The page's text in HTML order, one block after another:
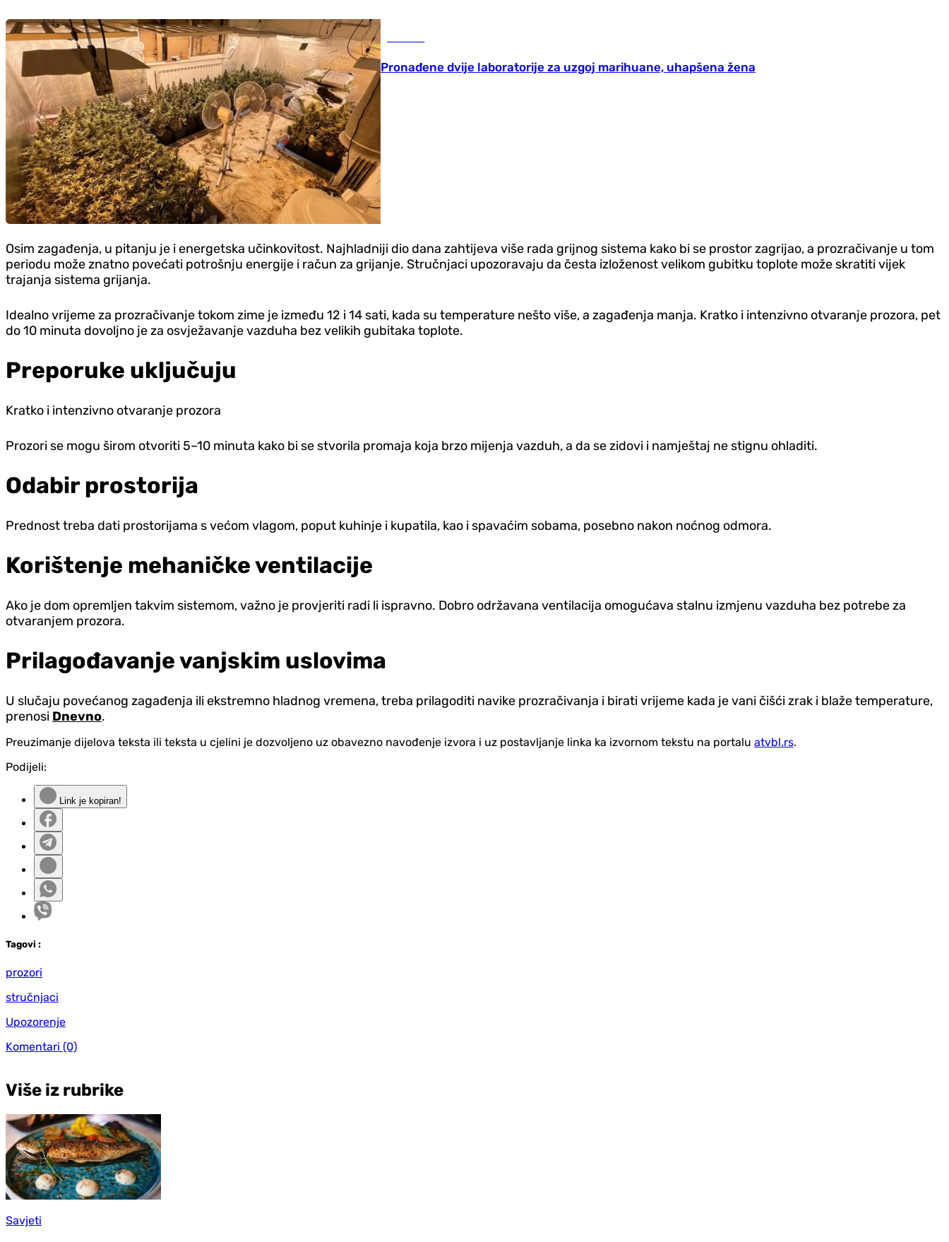
Pronađene dvije laboratorije za uzgoj marihuane, uhapšena žena
Osim zagađenja, u pitanju je i energetska učinkovitost. Najhladniji dio dana zahtijeva više rada grijnog sistema kako bi se prostor zagrijao, a prozračivanje u tom
periodu može znatno povećati potrošnju energije i račun za grijanje. Stručnjaci upozoravaju da česta izloženost velikom gubitku toplote može skratiti vijek
trajanja sistema grijanja.
Idealno vrijeme za prozračivanje tokom zime je između 12 i 14 sati, kada su temperature nešto više, a zagađenja manja. Kratko i intenzivno otvaranje prozora, pet
do 10 minuta dovoljno je za osvježavanje vazduha bez velikih gubitaka toplote.
Preporuke uključuju
Kratko i intenzivno otvaranje prozora
Prozori se mogu širom otvoriti 5–10 minuta kako bi se stvorila promaja koja brzo mijenja vazduh, a da se zidovi i namještaj ne stignu ohladiti.
Odabir prostorija
Prednost treba dati prostorijama s većom vlagom, poput kuhinje i kupatila, kao i spavaćim sobama, posebno nakon noćnog odmora.
Korištenje mehaničke ventilacije
Ako je dom opremljen takvim sistemom, važno je provjeriti radi li ispravno. Dobro održavana ventilacija omogućava stalnu izmjenu vazduha bez potrebe za
otvaranjem prozora.
Prilagođavanje vanjskim uslovima
U slučaju povećanog zagađenja ili ekstremno hladnog vremena, treba prilagoditi navike prozračivanja i birati vrijeme kada je vani čišći zrak i blaže temperature,
prenosi Dnevno.
Preuzimanje dijelova teksta ili teksta u cjelini je dozvoljeno uz obavezno navođenje izvora i uz postavljanje linka ka izvornom tekstu na portalu atvbl.rs.
Podijeli:
Link je kopiran!
Tagovi :
prozori
stručnjaci
Upozorenje
Komentari (0)
Više iz rubrike
Savjeti